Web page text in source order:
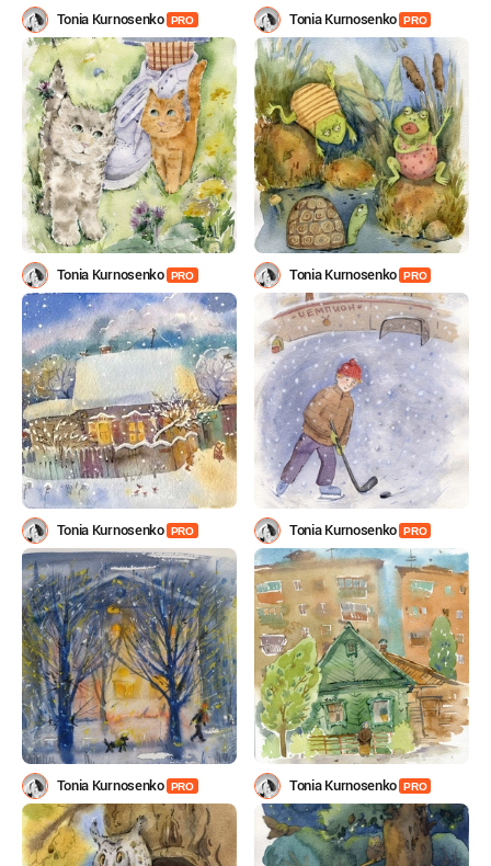
Tonia Kurnosenko PRO Tonia Kurnosenko PRO
Tonia Kurnosenko PRO Tonia Kurnosenko PRO
Tonia Kurnosenko PRO Tonia Kurnosenko PRO
Tonia Kurnosenko PRO Tonia Kurnosenko PRO